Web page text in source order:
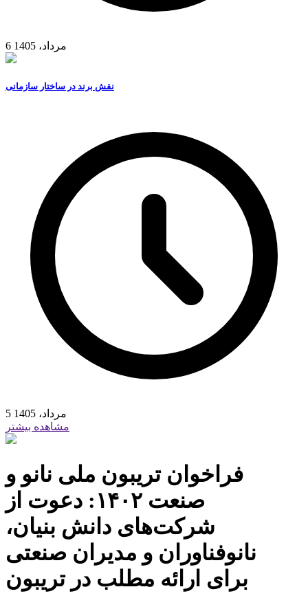
6 مرداد، 1405
نقش برند در ساختار سازمانی
5 مرداد، 1405
مشاهده بیشتر
فراخوان تریبون ملی نانو و
صنعت ۱۴۰۲: دعوت از
شرکت‌های دانش بنیان،
نانوفناوران و مدیران صنعتی
برای ارائه مطلب در تریبون